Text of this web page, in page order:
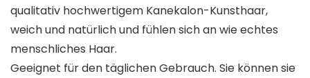
qualitativ hochwertigem Kanekalon-Kunsthaar,
weich und natürlich und fühlen sich an wie echtes
menschliches Haar.
Geeignet für den täglichen Gebrauch. Sie können sie